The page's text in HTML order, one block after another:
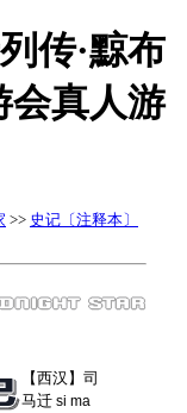
传·黥布
会真人游
>> 史记〔注释本〕
【西汉】司
马迁 si ma